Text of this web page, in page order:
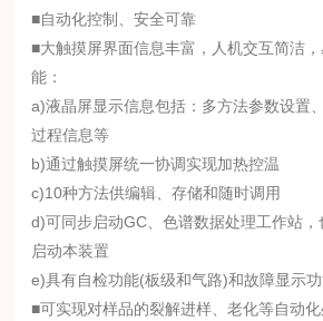
■自动化控制、安全可靠
■大触摸屏界面信息丰富，人机交互简洁
能：
a)液晶屏显示信息包括：多方法参数设置
过程信息等
b)通过触摸屏统一协调实现加热控温
c)10种方法供编辑、存储和随时调用
d)可同步启动GC、色谱数据处理工作站
启动本装置
e)具有自检功能(板级和气路)和故障显示
■可实现对样品的裂解进样、老化等自动